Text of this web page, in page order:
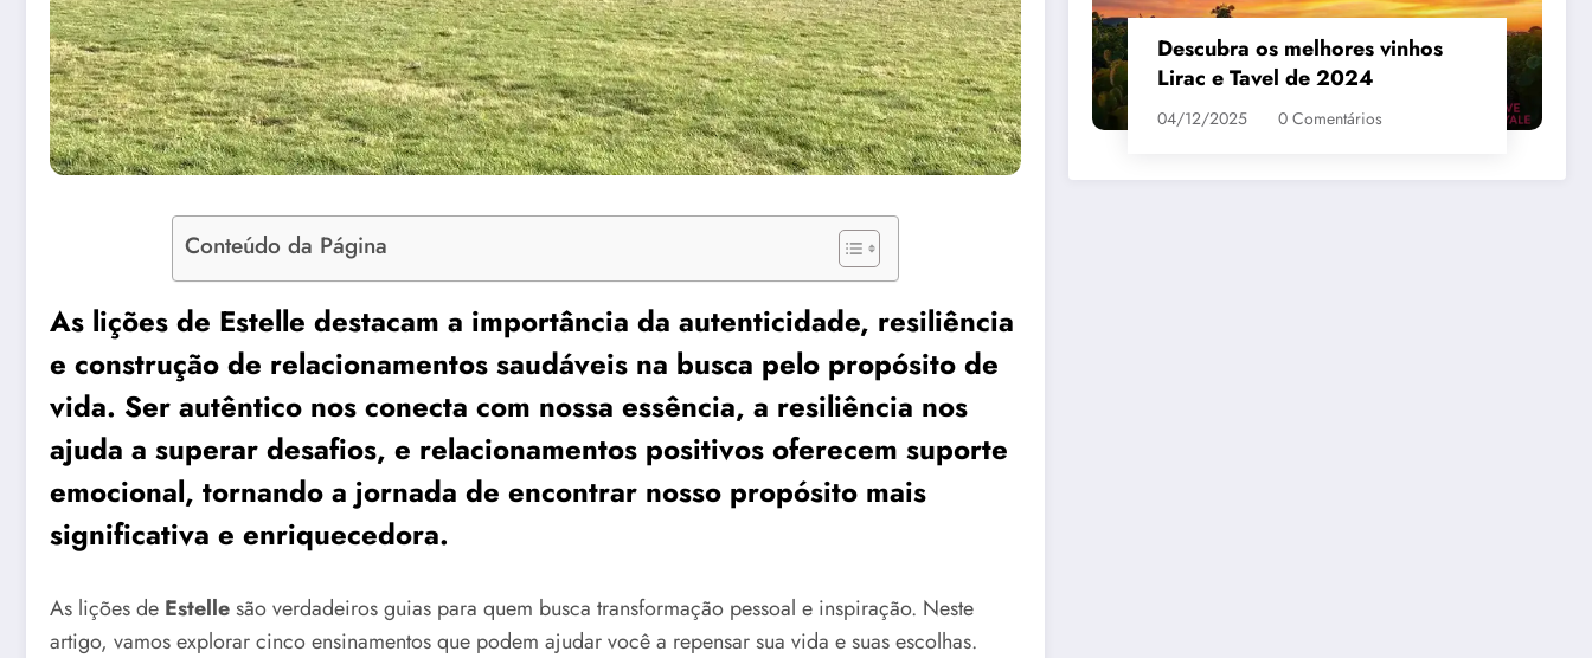
Conteúdo da Página
As lições de Estelle destacam a importância da autenticidade, resiliência
e construção de relacionamentos saudáveis na busca pelo propósito de
vida. Ser autêntico nos conecta com nossa essência, a resiliência nos
ajuda a superar desafios, e relacionamentos positivos oferecem suporte
emocional, tornando a jornada de encontrar nosso propósito mais
significativa e enriquecedora.
As lições de Estellesão verdadeiros guias para quem busca transformação pessoal e inspiração. Neste
artigo, vamos explorar cinco ensinamentos que podem ajudar você a repensar sua vida e suas escolhas.
Descubra os melhores vinhos
Lirac e Tavel de 2024
04/12/2025 0 Comentários